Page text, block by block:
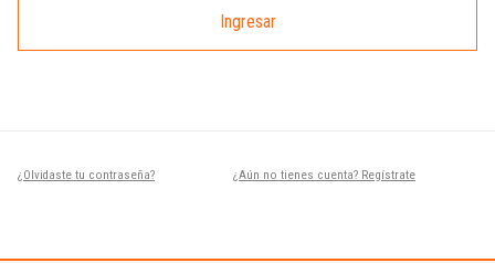
Ingresar
¿Olvidaste tu contraseña? ¿Aún no tienes cuenta? Regístrate